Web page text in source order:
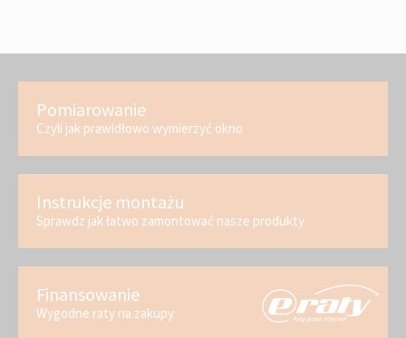
Pomiarowanie
Czyli jak prawidłowo wymierzyć okno
Instrukcje montażu
Sprawdz jak łatwo zamontować nasze produkty
Finansowanie
Wygodne raty na zakupy